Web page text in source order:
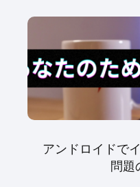
アンドロイドで
問題